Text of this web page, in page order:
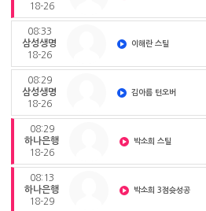
18-26
08:33
삼성생명
18-26
이해란 스틸
08:29
삼성생명
18-26
김아름 턴오버
08:29
하나은행
18-26
박소희 스틸
08:13
하나은행
18-29
박소희 3점슛성공